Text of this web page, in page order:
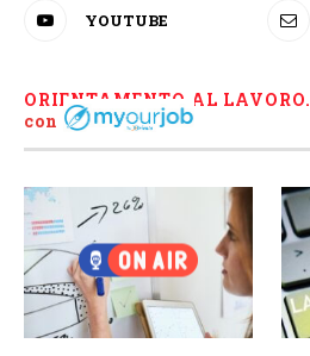
YOUTUBE
ORIENTAMENTO AL LAVORO.
con